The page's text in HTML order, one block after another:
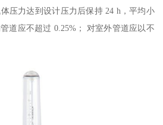
压力达到设计压力后保持 24 h，平均小
道应不超过 0.25%； 对室外管道应以不